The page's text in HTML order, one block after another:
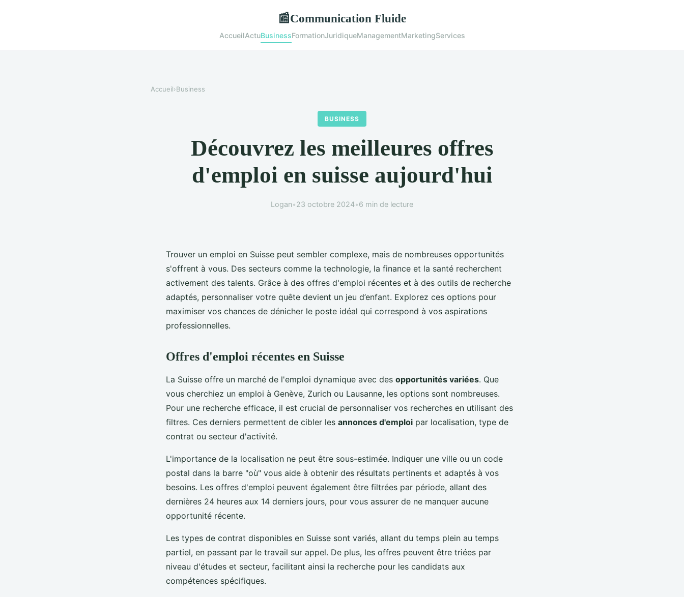
📰Communication Fluide
AccueilActuBusinessFormationJuridiqueManagementMarketingServices
Accueil›Business
BUSINESS
Découvrez les meilleures offres
d'emploi en suisse aujourd'hui
Logan•23 octobre 2024•6 min de lecture
Trouver un emploi en Suisse peut sembler complexe, mais de nombreuses opportunités
s'offrent à vous. Des secteurs comme la technologie, la finance et la santé recherchent
activement des talents. Grâce à des offres d'emploi récentes et à des outils de recherche
adaptés, personnaliser votre quête devient un jeu d’enfant. Explorez ces options pour
maximiser vos chances de dénicher le poste idéal qui correspond à vos aspirations
professionnelles.
Offres d'emploi récentes en Suisse
La Suisse offre un marché de l'emploi dynamique avec des opportunités variées. Que
vous cherchiez un emploi à Genève, Zurich ou Lausanne, les options sont nombreuses.
Pour une recherche efficace, il est crucial de personnaliser vos recherches en utilisant des
filtres. Ces derniers permettent de cibler les annonces d'emploi par localisation, type de
contrat ou secteur d'activité.
L'importance de la localisation ne peut être sous-estimée. Indiquer une ville ou un code
postal dans la barre "où" vous aide à obtenir des résultats pertinents et adaptés à vos
besoins. Les offres d'emploi peuvent également être filtrées par période, allant des
dernières 24 heures aux 14 derniers jours, pour vous assurer de ne manquer aucune
opportunité récente.
Les types de contrat disponibles en Suisse sont variés, allant du temps plein au temps
partiel, en passant par le travail sur appel. De plus, les offres peuvent être triées par
niveau d'études et secteur, facilitant ainsi la recherche pour les candidats aux
compétences spécifiques.